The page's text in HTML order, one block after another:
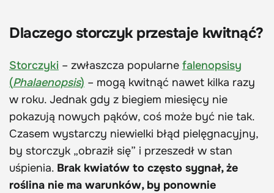
Dlaczego storczyk przestaje kwitnąć?
Storczyki – zwłaszcza popularne falenopsisy
(Phalaenopsis) – mogą kwitnąć nawet kilka razy
w roku. Jednak gdy z biegiem miesięcy nie
pokazują nowych pąków, coś może być nie tak.
Czasem wystarczy niewielki błąd pielęgnacyjny,
by storczyk „obraził się” i przeszedł w stan
uśpienia. Brak kwiatów to często sygnał, że
roślina nie ma warunków, by ponownie